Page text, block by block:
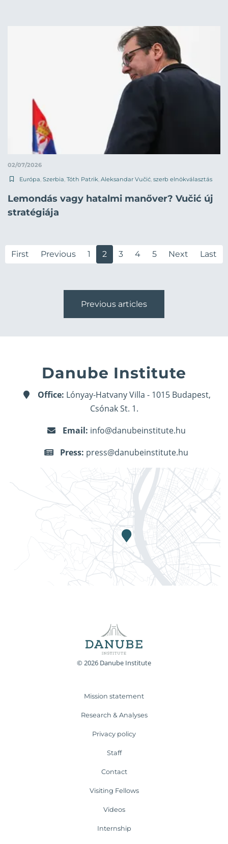
02/07/2026
Európa, Szerbia, Tóth Patrik, Aleksandar Vučić, szerb elnökválasztás
Lemondás vagy hatalmi manőver? Vučić új
stratégiája
First Previous 1 2 3 4 5 Next Last
Previous articles
Danube Institute
Office: Lónyay-Hatvany Villa - 1015 Budapest,
Csónak St. 1.
Email: info@danubeinstitute.hu
Press: press@danubeinstitute.hu
© 2026 Danube Institute
Mission statement
Research & Analyses
Privacy policy
Staff
Contact
Visiting Fellows
Videos
Internship